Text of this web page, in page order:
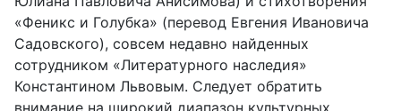
«Феникс и Голубка» (перевод Евгения Ивановича
Садовского), совсем недавно найденных
сотрудником «Литературного наследия»
Константином Львовым. Следует обратить